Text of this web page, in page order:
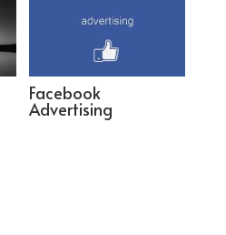
Facebook
Advertising